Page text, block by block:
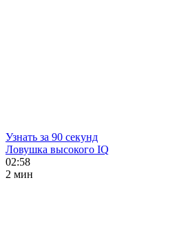
Узнать за 90 секунд
Ловушка высокого IQ
02:58
2 мин